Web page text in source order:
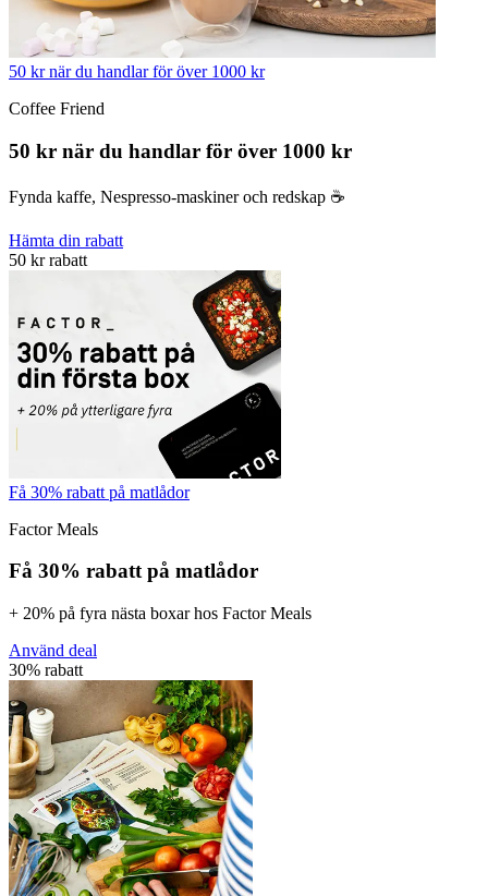
50 kr när du handlar för över 1000 kr
Coffee Friend
50 kr när du handlar för över 1000 kr
Fynda kaffe, Nespresso-maskiner och redskap ☕️
Hämta din rabatt
50 kr rabatt
Få 30% rabatt på matlådor
Factor Meals
Få 30% rabatt på matlådor
+ 20% på fyra nästa boxar hos Factor Meals
Använd deal
30% rabatt